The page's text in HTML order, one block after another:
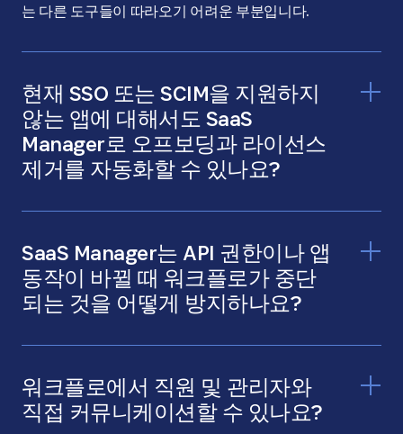
는 다른 도구들이 따라오기 어려운 부분입니다.
현재 SSO 또는 SCIM을 지원하지
않는 앱에 대해서도 SaaS
Manager로 오프보딩과 라이선스
제거를 자동화할 수 있나요?
SaaS Manager는 API 권한이나 앱
동작이 바뀔 때 워크플로가 중단
되는 것을 어떻게 방지하나요?
앱별 작업
워크플로에서 직원 및 관리자와
직접 커뮤니케이션할 수 있나요?